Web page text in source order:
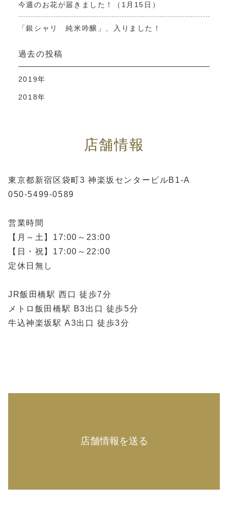
今週のお花が届きました！（1月15日）
「銀シャリ 純米吟醸」、入りました！
過去の投稿
2019年
2018年
店舗情報
東京都新宿区袋町3 神楽坂センタービルB1-A
050-5499-0589
営業時間
【月～土】17:00～23:00
【日・祝】17:00～22:00
定休日無し
JR飯田橋駅 西口 徒歩7分
メトロ飯田橋駅 B3出口 徒歩5分
牛込神楽坂駅 A3出口 徒歩3分
店舗情報を送る